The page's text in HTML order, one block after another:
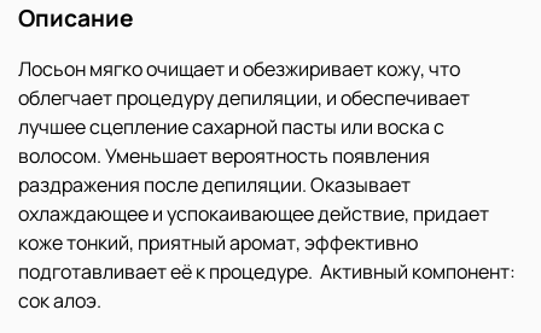
Описание
Лосьон мягко очищает и обезжиривает кожу, что
облегчает процедуру депиляции, и обеспечивает
лучшее сцепление сахарной пасты или воска с
волосом. Уменьшает вероятность появления
раздражения после депиляции. Оказывает
охлаждающее и успокаивающее действие, придает
коже тонкий, приятный аромат, эффективно
подготавливает её к процедуре. Активный компонент:
сок алоэ.